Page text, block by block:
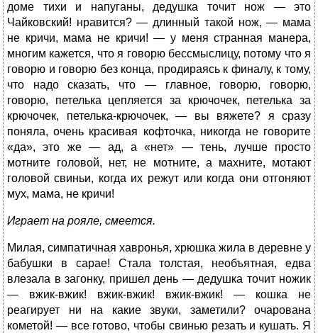
доме тихи и напуганы, дедушка точит нож — это
Чайковский! нравится? — длинный такой нож, — мама
не кричи, мама не кричи! — у меня странная манера,
многим кажется, что я говорю бессмыслицу, потому что я
говорю и говорю без конца, продираясь к финалу, к тому,
что надо сказать, что — главное, говорю, говорю,
говорю, петелька цепляется за крючочек, петелька за
крючочек, петелька-крючочек, — вы вяжете? я сразу
поняла, очень красивая кофточка, никогда не говорите
«да», это же — ад, а «нет» — тень, лучше просто
мотните головой, нет, не мотните, а махните, мотают
головой свиньи, когда их режут или когда они отгоняют
мух, мама, не кричи!
Играет на рояле, смеется.
Милая, симпатичная хавронья, хрюшка жила в деревне у
бабушки в сарае! Стала толстая, необъятная, едва
влезала в загонку, пришел день — дедушка точит ножик
— вжик-вжик! вжик-вжик! вжик-вжик! — кошка не
реагирует ни на какие звуки, заметили? очарована
кометой! — все готово, чтобы свинью резать и кушать. Я